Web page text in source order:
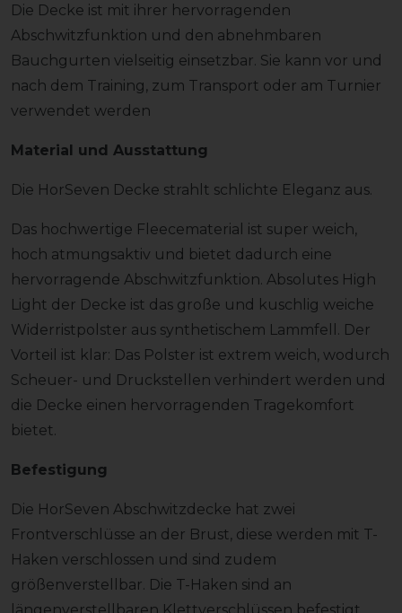
Die Decke ist mit ihrer hervorragenden
Abschwitzfunktion und den abnehmbaren
Bauchgurten vielseitig einsetzbar. Sie kann vor und
nach dem Training, zum Transport oder am Turnier
verwendet werden
Material und Ausstattung
Die HorSeven Decke strahlt schlichte Eleganz aus.
Das hochwertige Fleecematerial ist super weich,
hoch atmungsaktiv und bietet dadurch eine
hervorragende Abschwitzfunktion. Absolutes High
Light der Decke ist das große und kuschlig weiche
Widerristpolster aus synthetischem Lammfell. Der
Vorteil ist klar: Das Polster ist extrem weich, wodurch
Scheuer- und Druckstellen verhindert werden und
die Decke einen hervorragenden Tragekomfort
bietet.
Befestigung
Die HorSeven Abschwitzdecke hat zwei
Frontverschlüsse an der Brust, diese werden mit T-
Haken verschlossen und sind zudem
größenverstellbar. Die T-Haken sind an